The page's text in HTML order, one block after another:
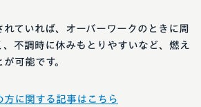
ていれば、オーバーワークのときに周
、不調時に休みもとりやすいなど、燃え
可能です。
方に関する記事はこちら